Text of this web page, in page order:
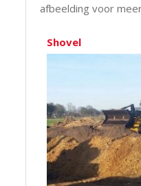
afbeelding voor
Shovel